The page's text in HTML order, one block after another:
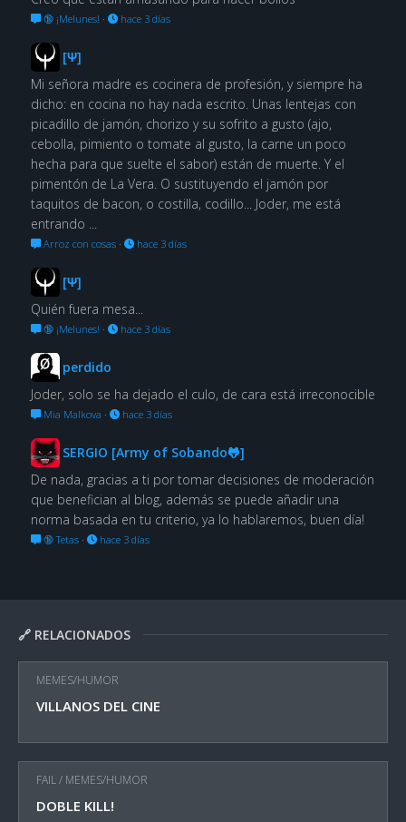
🔗 RELACIONADOS
MEMES/HUMOR
VILLANOS DEL CINE
FAIL/ MEMES/HUMOR
DOBLE KILL!
🔞 ¡Melunes! · hace 3 días
[Ψ]
Mi señora madre es cocinera de profesión, y siempre ha
dicho: en cocina no hay nada escrito. Unas lentejas con
picadillo de jamón, chorizo y su sofrito a gusto (ajo,
cebolla, pimiento o tomate al gusto, la carne un poco
hecha para que suelte el sabor) están de muerte. Y el
pimentón de La Vera. O sustituyendo el jamón por
taquitos de bacon, o costilla, codillo... Joder, me está
entrando ...
Arroz con cosas· hace 3 días
[Ψ]
Quién fuera mesa...
🔞 ¡Melunes! · hace 3 días
perdido
Joder, solo se ha dejado el culo, de cara está irreconocible
Mia Malkova · hace 3 días
SERGIO [Army of Sobando🐸]
De nada, gracias a ti por tomar decisiones de moderación
que benefician al blog, además se puede añadir una
norma basada en tu criterio, ya lo hablaremos, buen día!
🔞 Tetas· hace 3 días